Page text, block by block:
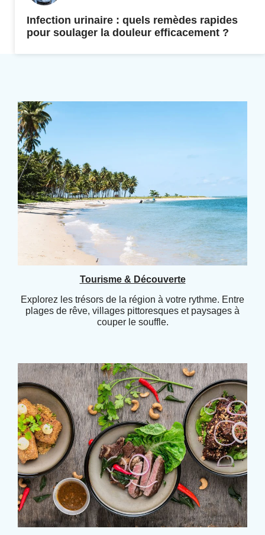
Infection urinaire : quels remèdes rapides
pour soulager la douleur efficacement ?
Tourisme & Découverte
Explorez les trésors de la région à votre rythme. Entre
plages de rêve, villages pittoresques et paysages à
couper le souffle.